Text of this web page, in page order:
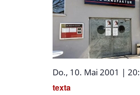
texta
Do., 10. Mai 2001 |